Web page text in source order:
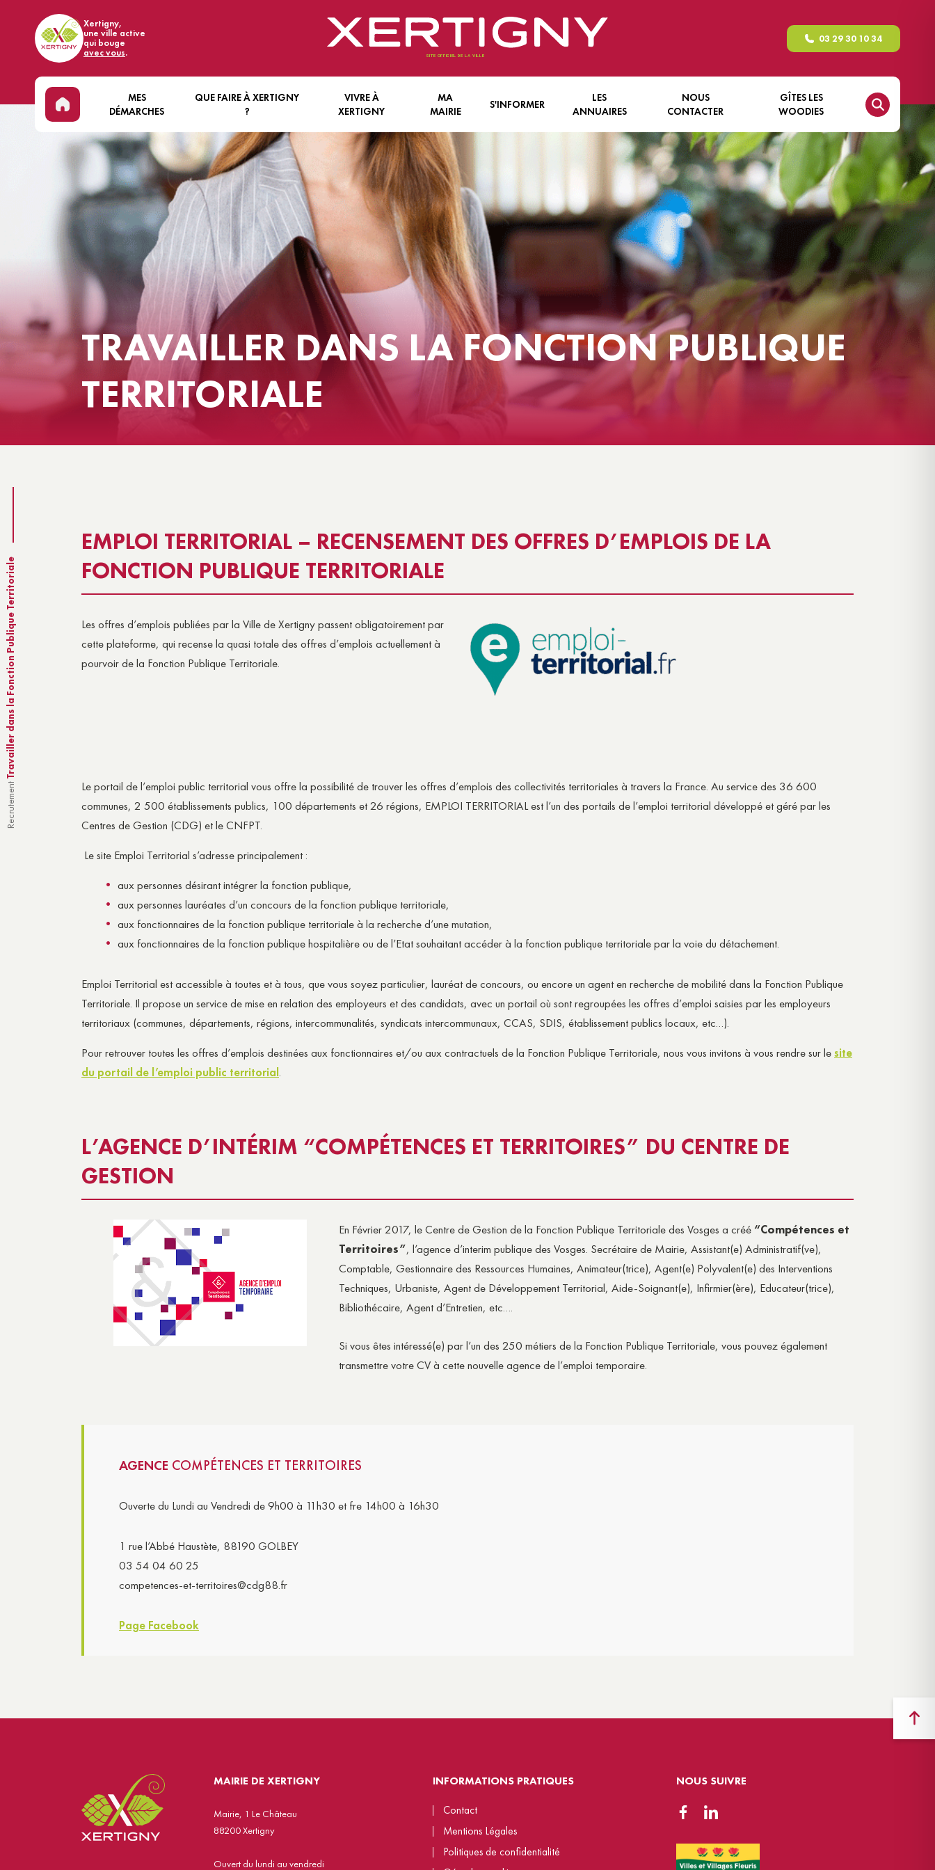
Xertigny,
une ville active
qui bouge
avec vous.
03 29 30 10 34
MES
DÉMARCHES
ÉTAT CIVIL & CITOYENNETÉ
LOCATIONS DE SALLES
COMMUNALES
RECRUTEMENT
ÉCONOMIE
NOUS CONTACTER
QUE FAIRE À XERTIGNY
?
DÉCOUVRIR XERTIGNY
ÉVÈNEMENTS
ART ET CULTURE
SPORT
FORÊT
COMMERCES ET HÉBERGEMENTS
BASE DE LOISIRS DES WOODIES
LA MAISON DES ASSOCIATIONS
VIVRE À
XERTIGNY
ENFANCE & JEUNESSE
BIEN VIEILLIR
VIE PRATIQUE
MA TRANQUILLITÉ
MOBILITÉ
SANTÉ
VIE ECONOMIQUE
VIE SOCIALE & SOLIDARITÉ
MA
MAIRIE
LE CONSEIL MUNICIPAL
LES SERVICES COMMUNAUX
L’INTERCOMMUNALITÉ
S'INFORMER
LES INFORMATIONS ECRITES
LES INFORMATIONS EN LIGNE
LES INFORMATIONS AFFICHÉES
LES
ANNUAIRES
ENTREPRISES
ASSOCIATIONS
NOUS
CONTACTER
GÎTES LES
WOODIES
GÎTE NATURE – LE FAYS
RICHARD
GÎTE NATURE – LE PERGIS
GÎTE NATURE – LE
RECHENTREUX
GÎTE NATURE – LE ROCHÈRE
GÎTE NATURE – LA TORÈLE
GÎTE NATURE – LE XÉMONT
GÎTE INSOLITE – L’ÉCRIN
TRAVAILLER DANS LA FONCTION PUBLIQUE
TERRITORIALE
Recrutement
Travailler dans la Fonction Publique Territoriale
EMPLOI TERRITORIAL – RECENSEMENT DES OFFRES D’EMPLOIS DE LA
FONCTION PUBLIQUE TERRITORIALE
Les offres d’emplois publiées par la Ville de Xertigny passent obligatoirement par
cette plateforme, qui recense la quasi totale des offres d’emplois actuellement à
pourvoir de la Fonction Publique Territoriale.
Le portail de l’emploi public territorial vous offre la possibilité de trouver les offres d’emplois des collectivités territoriales à travers la France. Au service des 36 600
communes, 2 500 établissements publics, 100 départements et 26 régions, EMPLOI TERRITORIAL est l’un des portails de l’emploi territorial développé et géré par les
Centres de Gestion (CDG) et le CNFPT.
Le site Emploi Territorial s’adresse principalement :
aux personnes désirant intégrer la fonction publique,
aux personnes lauréates d’un concours de la fonction publique territoriale,
aux fonctionnaires de la fonction publique territoriale à la recherche d’une mutation,
aux fonctionnaires de la fonction publique hospitalière ou de l’Etat souhaitant accéder à la fonction publique territoriale par la voie du détachement.
Emploi Territorial est accessible à toutes et à tous, que vous soyez particulier, lauréat de concours, ou encore un agent en recherche de mobilité dans la Fonction Publique
Territoriale. Il propose un service de mise en relation des employeurs et des candidats, avec un portail où sont regroupées les offres d’emploi saisies par les employeurs
territoriaux (communes, départements, régions, intercommunalités, syndicats intercommunaux, CCAS, SDIS, établissement publics locaux, etc…).
Pour retrouver toutes les offres d’emplois destinées aux fonctionnaires et/ou aux contractuels de la Fonction Publique Territoriale, nous vous invitons à vous rendre sur lesite
du portail de l’emploi public territorial.
L’AGENCE D’INTÉRIM “COMPÉTENCES ET TERRITOIRES” DU CENTRE DE
GESTION
En Février 2017, le Centre de Gestion de la Fonction Publique Territoriale des Vosges a créé “Compétences et
Territoires”, l’agence d’interim publique des Vosges. Secrétaire de Mairie, Assistant(e) Administratif(ve),
Comptable, Gestionnaire des Ressources Humaines, Animateur(trice), Agent(e) Polyvalent(e) des Interventions
Techniques, Urbaniste, Agent de Développement Territorial, Aide-Soignant(e), Infirmier(ère), Educateur(trice),
Bibliothécaire, Agent d’Entretien, etc….
Si vous êtes intéressé(e) par l’un des 250 métiers de la Fonction Publique Territoriale, vous pouvez également
transmettre votre CV à cette nouvelle agence de l’emploi temporaire.
AGENCE COMPÉTENCES ET TERRITOIRES
Ouverte du Lundi au Vendredi de 9h00 à 11h30 et fre 14h00 à 16h30
1 rue l’Abbé Haustète, 88190 GOLBEY
03 54 04 60 25
competences-et-territoires@cdg88.fr
Page Facebook
MAIRIE DE XERTIGNY
Mairie, 1 Le Château
88200 Xertigny
Ouvert du lundi au vendredi
INFORMATIONS PRATIQUES
Contact
Mentions Légales
Politiques de confidentialité
NOUS SUIVRE